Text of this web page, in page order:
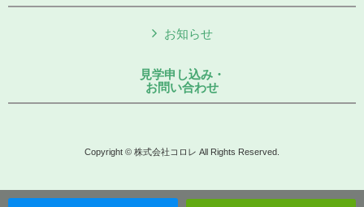
お知らせ
見学申し込み・
お問い合わせ
Copyright © 株式会社コロレ All Rights Reserved.